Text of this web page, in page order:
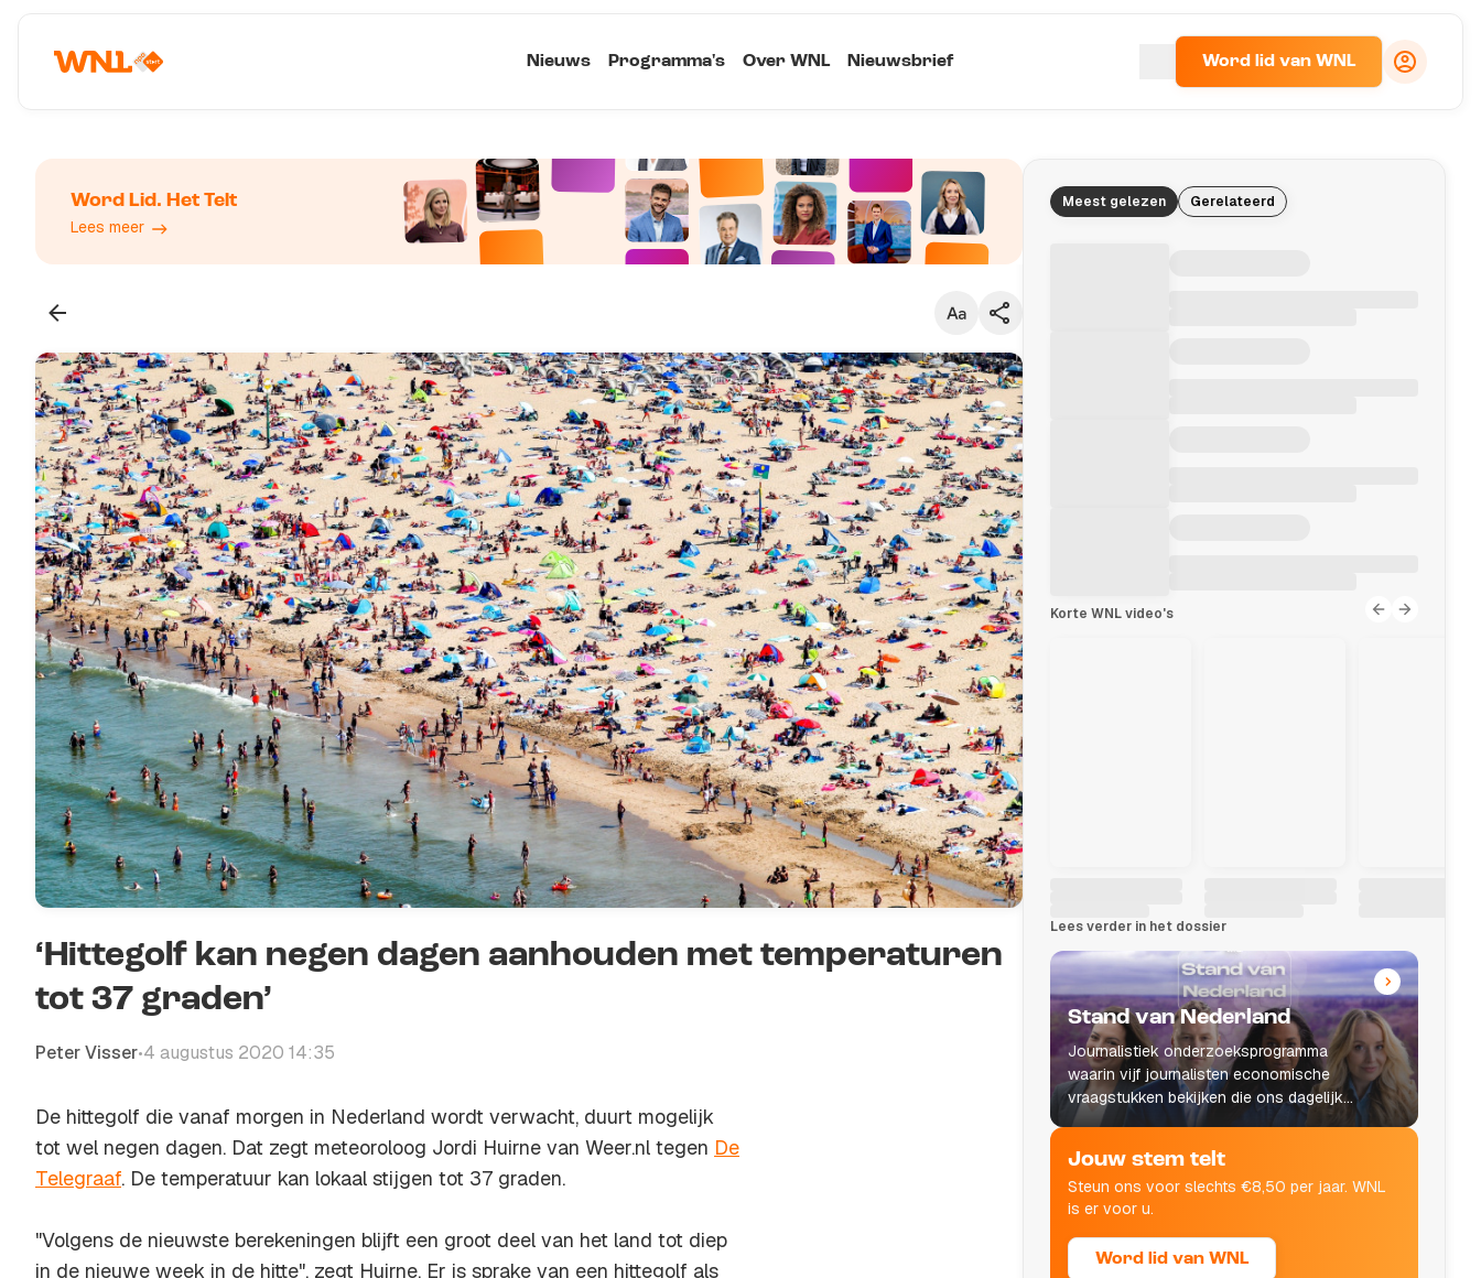
Nieuws Programma's Over WNL Nieuwsbrief Word lid van WNL
Word Lid. Het Telt
Lees meer
Standaard
Groot
Kopieer link
‘Hittegolf kan negen dagen aanhouden met temperaturen
tot 37 graden’
Peter Visser•4 augustus 2020 14:35
De hittegolf die vanaf morgen in Nederland wordt verwacht, duurt mogelijk
tot wel negen dagen. Dat zegt meteoroloog Jordi Huirne van Weer.nl tegen De
Telegraaf. De temperatuur kan lokaal stijgen tot 37 graden.
"Volgens de nieuwste berekeningen blijft een groot deel van het land tot diep
in de nieuwe week in de hitte", zegt Huirne. Er is sprake van een hittegolf als
Meest gelezen Gerelateerd
Korte WNL video's
Lees verder in het dossier
Stand van Nederland
Journalistiek onderzoeksprogramma
waarin vijf journalisten economische
vraagstukken bekijken die ons dagelijks
leven raken.
Jouw stem telt
Steun ons voor slechts €8,50 per jaar. WNL
is er voor u.
Word lid van WNL